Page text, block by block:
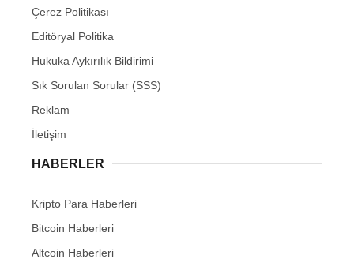
Çerez Politikası
Editöryal Politika
Hukuka Aykırılık Bildirimi
Sık Sorulan Sorular (SSS)
Reklam
İletişim
HABERLER
Kripto Para Haberleri
Bitcoin Haberleri
Altcoin Haberleri